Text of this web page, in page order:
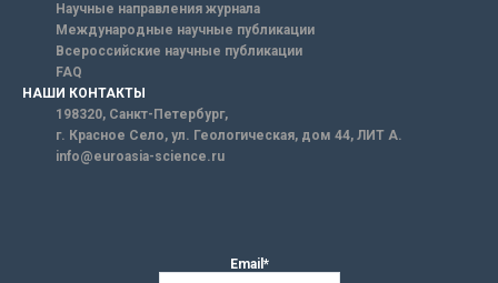
Научные направления журнала
Международные научные публикации
Всероссийские научные публикации
FAQ
НАШИ КОНТАКТЫ
198320, Санкт-Петербург,
г. Красное Село, ул. Геологическая, дом 44, ЛИТ А.
info@euroasia-science.ru
Email*